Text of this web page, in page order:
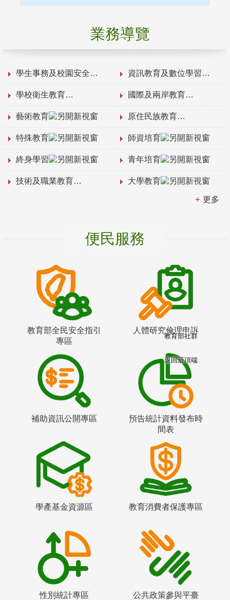
業務導覽
學生事務及校園安全 資訊教育及數位學習
學校衛生教育 國際及兩岸教育
藝術教育 原住民族教育
特殊教育 師資培育
終身學習 青年培育
技術及職業教育 大學教育
更多
便民服務
教育部全民安全指引
專區
人體研究倫理申訴
補助資訊公開專區
預告統計資料發布時
間表
學產基金資源區 教育消費者保護專區
性別統計專區 公共政策參與平臺
教育部社群
返回最頂端